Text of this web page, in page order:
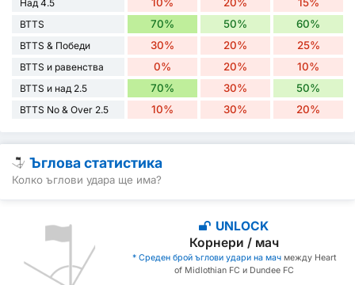
Над 4.5
BTTS 70% 50% 60%
BTTS & Победи 30% 20% 25%
BTTS и равенства 0% 20% 10%
BTTS и над 2.5 70% 30% 50%
BTTS No & Over 2.5 10% 30% 20%
Ъглова статистика
Колко ъглови удара ще има?
UNLOCK
Корнери / мач
* Среден брой ъглови удари на мачмежду Heart
of Midlothian FC и Dundee FC